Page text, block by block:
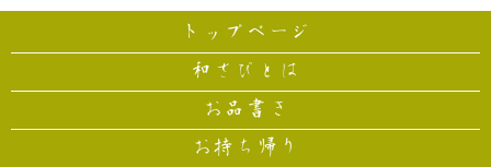
トップページ
和さびとは
お品書き
お持ち帰り